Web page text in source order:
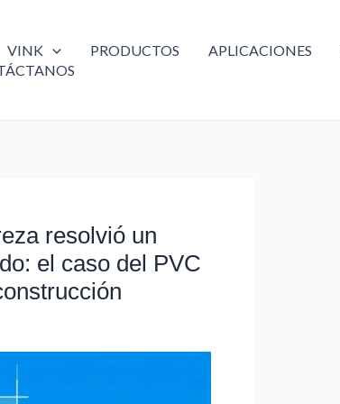
VINK PRODUCTOS APLICACIONES
resolvió un
el caso del PVC